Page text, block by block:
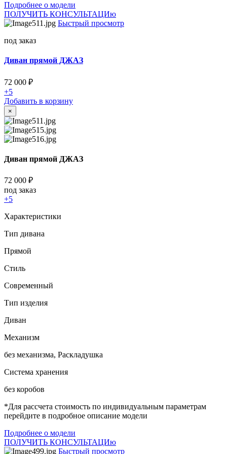
Подробнее о модели
ПОЛУЧИТЬ КОНСУЛЬТАЦИю
Быстрый просмотр
под заказ
Диван прямой ДЖАЗ
72 000 ₽
+5
Добавить в корзину
×
Диван прямой ДЖАЗ
72 000 ₽
под заказ
+5
Характеристики
Тип дивана
Прямой
Стиль
Современный
Тип изделия
Диван
Механизм
без механизма, Раскладушка
Система хранения
без коробов
*Для рассчета стоимость по индивидуальным параметрам
перейдите в подробное описание модели
Подробнее о модели
ПОЛУЧИТЬ КОНСУЛЬТАЦИю
Быстрый просмотр